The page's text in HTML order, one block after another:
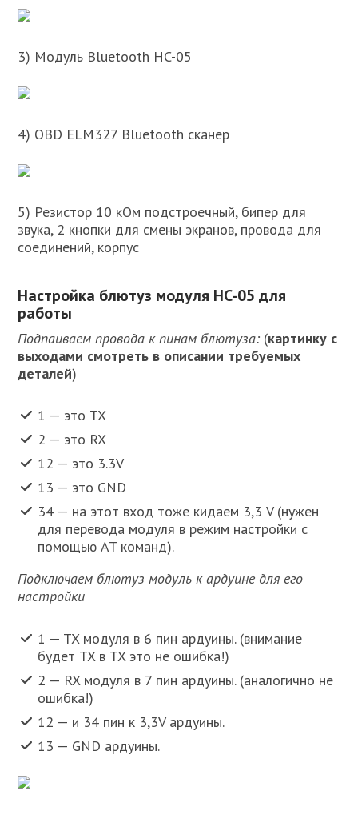
3) Модуль Bluetooth HC-05
4) OBD ELM327 Bluetooth сканер
5) Резистор 10 кОм подстроечный, бипер для
звука, 2 кнопки для смены экранов, провода для
соединений, корпус
Настройка блютуз модуля HC-05 для
работы
Подпаиваем провода к пинам блютуза: (картинку с
выходами смотреть в описании требуемых
деталей)
1 — это TX
2 — это RX
12 — это 3.3V
13 — это GND
34 — на этот вход тоже кидаем 3,3 V (нужен
для перевода модуля в режим настройки с
помощью AT команд).
Подключаем блютуз модуль к ардуине для его
настройки
1 — TX модуля в 6 пин ардуины. (внимание
будет TX в TX это не ошибка!)
2 — RX модуля в 7 пин ардуины. (аналогично не
ошибка!)
12 — и 34 пин к 3,3V ардуины.
13 — GND ардуины.